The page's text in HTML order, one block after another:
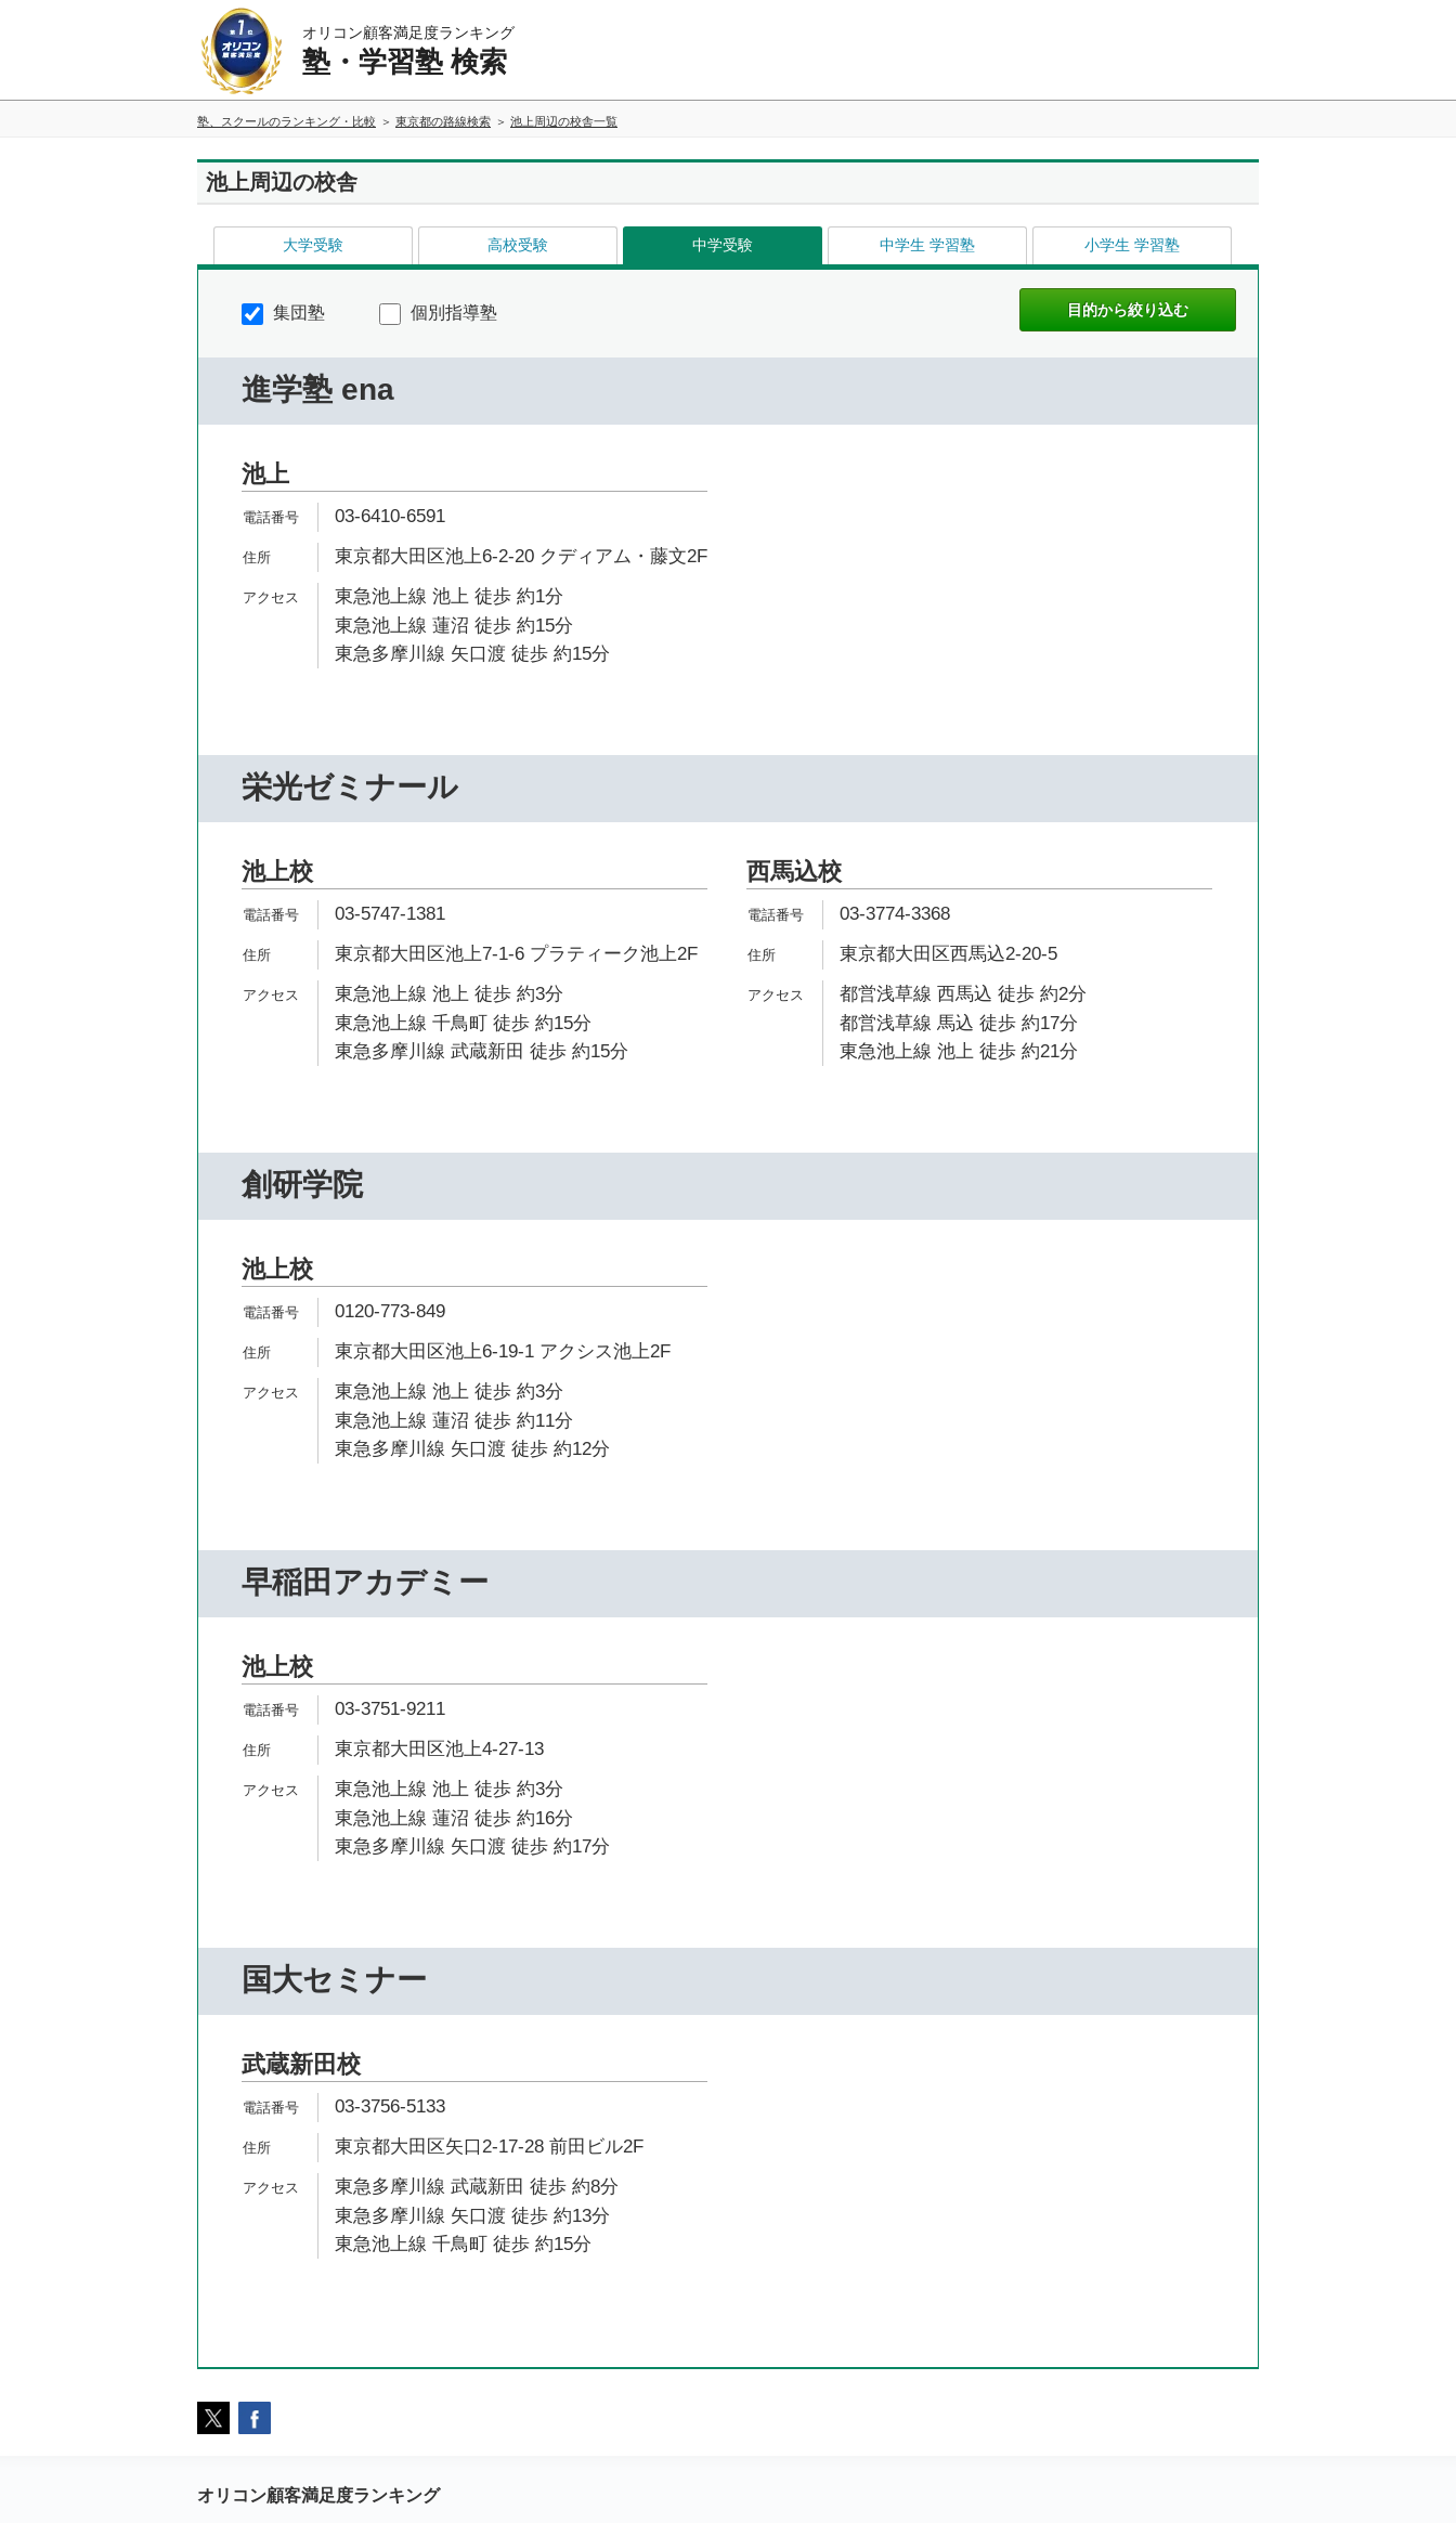
オリコン顧客満足度ランキング
塾・学習塾 検索
塾、スクールのランキング・比較 東京都の路線検索 池上周辺の校舎一覧
池上周辺の校舎
大学受験 高校受験 中学受験 中学生 学習塾 小学生 学習塾
集団塾 個別指導塾
進学塾 ena
池上
03-6410-6591
東京都大田区池上6-2-20 クディアム・藤文2F
東急池上線 池上 徒歩 約1分
東急池上線 蓮沼 徒歩 約15分
東急多摩川線 矢口渡 徒歩 約15分
栄光ゼミナール
池上校
03-5747-1381
東京都大田区池上7-1-6 プラティーク池上2F
東急池上線 池上 徒歩 約3分
東急池上線 千鳥町 徒歩 約15分
東急多摩川線 武蔵新田 徒歩 約15分
西馬込校
03-3774-3368
東京都大田区西馬込2-20-5
都営浅草線 西馬込 徒歩 約2分
都営浅草線 馬込 徒歩 約17分
東急池上線 池上 徒歩 約21分
創研学院
池上校
0120-773-849
東京都大田区池上6-19-1 アクシス池上2F
東急池上線 池上 徒歩 約3分
東急池上線 蓮沼 徒歩 約11分
東急多摩川線 矢口渡 徒歩 約12分
早稲田アカデミー
池上校
03-3751-9211
東京都大田区池上4-27-13
東急池上線 池上 徒歩 約3分
東急池上線 蓮沼 徒歩 約16分
東急多摩川線 矢口渡 徒歩 約17分
国大セミナー
武蔵新田校
03-3756-5133
東京都大田区矢口2-17-28 前田ビル2F
東急多摩川線 武蔵新田 徒歩 約8分
東急多摩川線 矢口渡 徒歩 約13分
東急池上線 千鳥町 徒歩 約15分
オリコン顧客満足度ランキング